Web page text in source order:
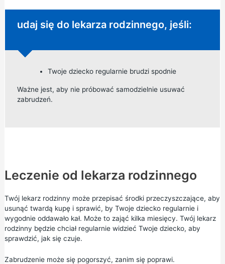
Niepilna porada:
udaj się do lekarza rodzinnego, jeśli:
Twoje dziecko regularnie brudzi spodnie
Ważne jest, aby nie próbować samodzielnie usuwać
zabrudzeń.
Leczenie od lekarza rodzinnego
Twój lekarz rodzinny może przepisać środki przeczyszczające, aby
usunąć twardą kupę i sprawić, by Twoje dziecko regularnie i
wygodnie oddawało kał. Może to zająć kilka miesięcy. Twój lekarz
rodzinny będzie chciał regularnie widzieć Twoje dziecko, aby
sprawdzić, jak się czuje.
Zabrudzenie może się pogorszyć, zanim się poprawi.